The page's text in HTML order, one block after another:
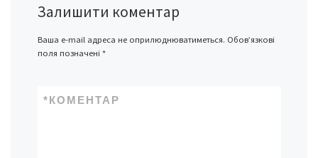
Залишити коментар
Ваша e-mail адреса не оприлюднюватиметься. Обов’язкові
поля позначені *
КОМЕНТАР
*